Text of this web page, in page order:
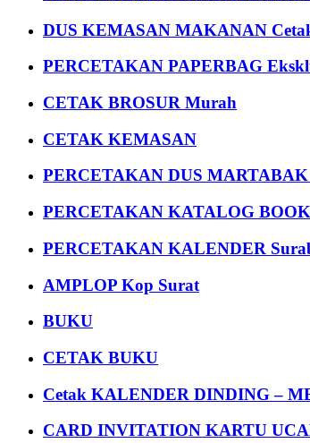
DUS KEMASAN MAKANAN
PERCETAKAN PAPERBAG
CETAK BROSUR Murah
CETAK KEMASAN
PERCETAKAN DUS
PERCETAKAN KATALOG
PERCETAKAN KALENDER
AMPLOP Kop Surat
BUKU
CETAK BUKU
Cetak KALENDER DINDING –
CARD INVITATION KARTU